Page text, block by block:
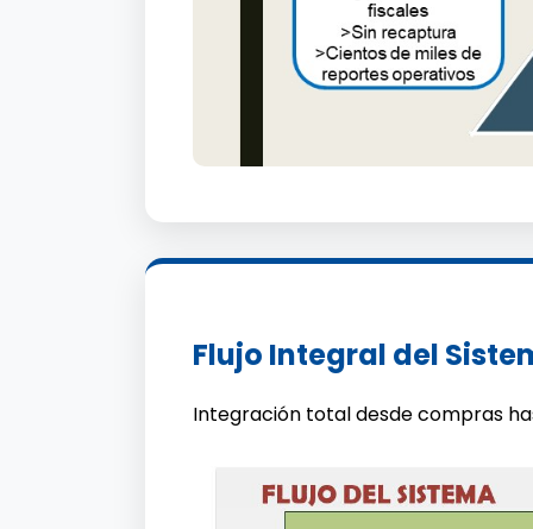
Flujo Integral del
Integración total desde compras